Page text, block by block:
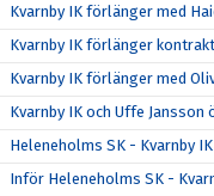
Kvarnby IK förlänger med
Kvarnby IK förlänger
Kvarnby IK förlänger med
Kvarnby IK och Uffe
Heleneholms SK - Kvarnby IK
Inför Heleneholms SK -